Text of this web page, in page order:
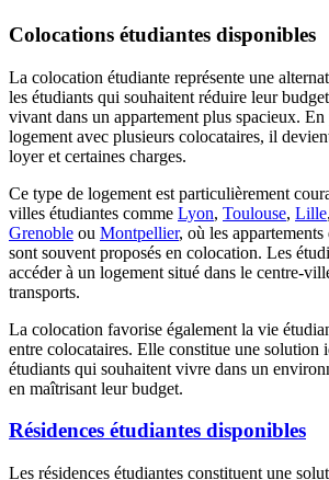
Colocations étudiantes disponibles
La colocation étudiante représente une
les étudiants qui souhaitent réduire leur
vivant dans un appartement plus spacieux. En
logement avec plusieurs colocataires, il
loyer et certaines charges.
Ce type de logement est particulièrement
villes étudiantes comme Lyon, Toulouse, Lille,
Grenoble ou Montpellier, où les
sont souvent proposés en colocation. Les
accéder à un logement situé dans le centre-
transports.
La colocation favorise également la vie
entre colocataires. Elle constitue une solution
étudiants qui souhaitent vivre dans un
en maîtrisant leur budget.
Résidences étudiantes disponibles
Les résidences étudiantes constituent une